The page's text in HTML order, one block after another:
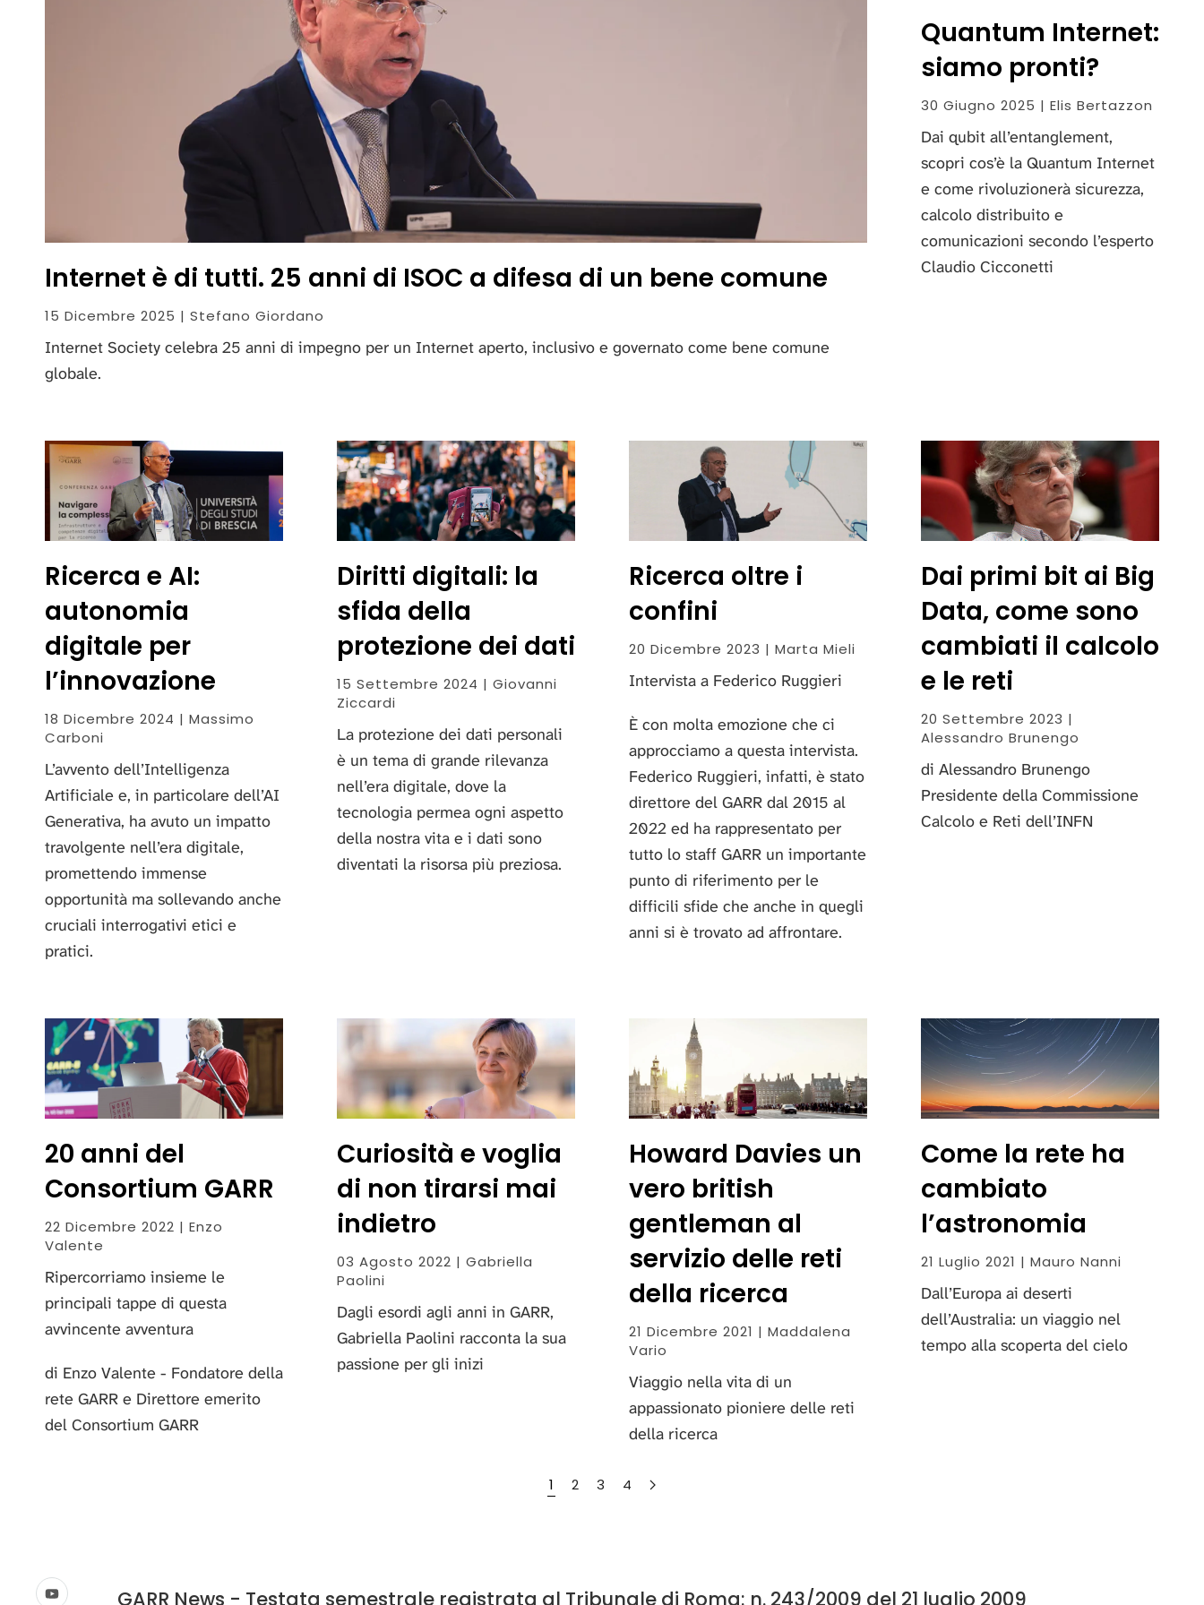
Internet è di tutti. 25 anni di ISOC a difesa di un bene comune
15 Dicembre 2025 | Stefano Giordano
Internet Society celebra 25 anni di impegno per un Internet aperto, inclusivo e governato come bene comune
globale.
Quantum Internet:
siamo pronti?
30 Giugno 2025 | Elis Bertazzon
Dai qubit all’entanglement,
scopri cos’è la Quantum Internet
e come rivoluzionerà sicurezza,
calcolo distribuito e
comunicazioni secondo l’esperto
Claudio Cicconetti
Ricerca e AI:
autonomia
digitale per
l’innovazione
18 Dicembre 2024 | Massimo
Carboni
L’avvento dell’Intelligenza
Artificiale e, in particolare dell’AI
Generativa, ha avuto un impatto
travolgente nell’era digitale,
promettendo immense
opportunità ma sollevando anche
cruciali interrogativi etici e
pratici.
Diritti digitali: la
sfida della
protezione dei dati
15 Settembre 2024 | Giovanni
Ziccardi
La protezione dei dati personali
è un tema di grande rilevanza
nell’era digitale, dove la
tecnologia permea ogni aspetto
della nostra vita e i dati sono
diventati la risorsa più preziosa.
Ricerca oltre i
confini
20 Dicembre 2023 | Marta Mieli
Intervista a Federico Ruggieri
È con molta emozione che ci
approcciamo a questa intervista.
Federico Ruggieri, infatti, è stato
direttore del GARR dal 2015 al
2022 ed ha rappresentato per
tutto lo staff GARR un importante
punto di riferimento per le
difficili sfide che anche in quegli
anni si è trovato ad affrontare.
Dai primi bit ai Big
Data, come sono
cambiati il calcolo
e le reti
20 Settembre 2023 |
Alessandro Brunengo
di Alessandro Brunengo
Presidente della Commissione
Calcolo e Reti dell’INFN
20 anni del
Consortium GARR
22 Dicembre 2022 | Enzo
Valente
Ripercorriamo insieme le
principali tappe di questa
avvincente avventura
di Enzo Valente - Fondatore della
rete GARR e Direttore emerito
del Consortium GARR
Curiosità e voglia
di non tirarsi mai
indietro
03 Agosto 2022 | Gabriella
Paolini
Dagli esordi agli anni in GARR,
Gabriella Paolini racconta la sua
passione per gli inizi
Howard Davies un
vero british
gentleman al
servizio delle reti
della ricerca
21 Dicembre 2021 | Maddalena
Vario
Viaggio nella vita di un
appassionato pioniere delle reti
della ricerca
Come la rete ha
cambiato
l’astronomia
21 Luglio 2021 | Mauro Nanni
Dall’Europa ai deserti
dell’Australia: un viaggio nel
tempo alla scoperta del cielo
1 2 3 4
GARR News - Testata semestrale registrata al Tribunale di Roma: n. 243/2009 del 21 luglio 2009